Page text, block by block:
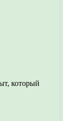
который